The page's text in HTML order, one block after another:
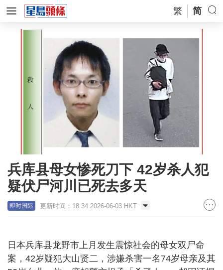
繁 简
兵库县母女惨死刀下 42岁杀人犯
疑伏尸河川已死去多天
即时国际 更新时间：18:34 2026-06-03 HKT
日本兵库县龙野市上月发生震惊社会的母女双尸命
案，42岁疑犯大山贤二，涉嫌杀害一名74岁母亲及其